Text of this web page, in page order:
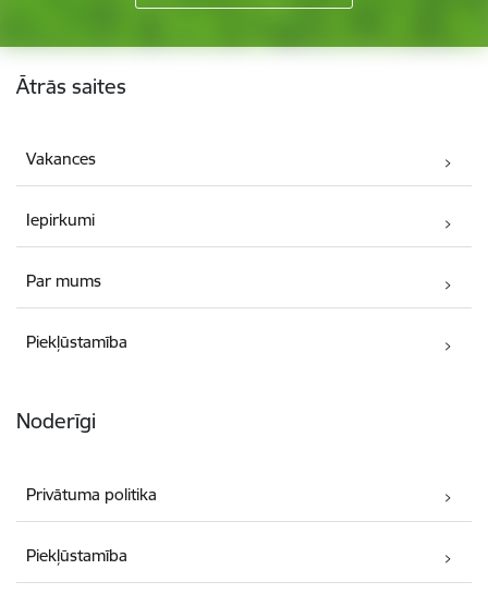
Kājene
Ātrās saites
Vakances
Iepirkumi
Par mums
Piekļūstamība
Noderīgi
Privātuma politika
Piekļūstamība